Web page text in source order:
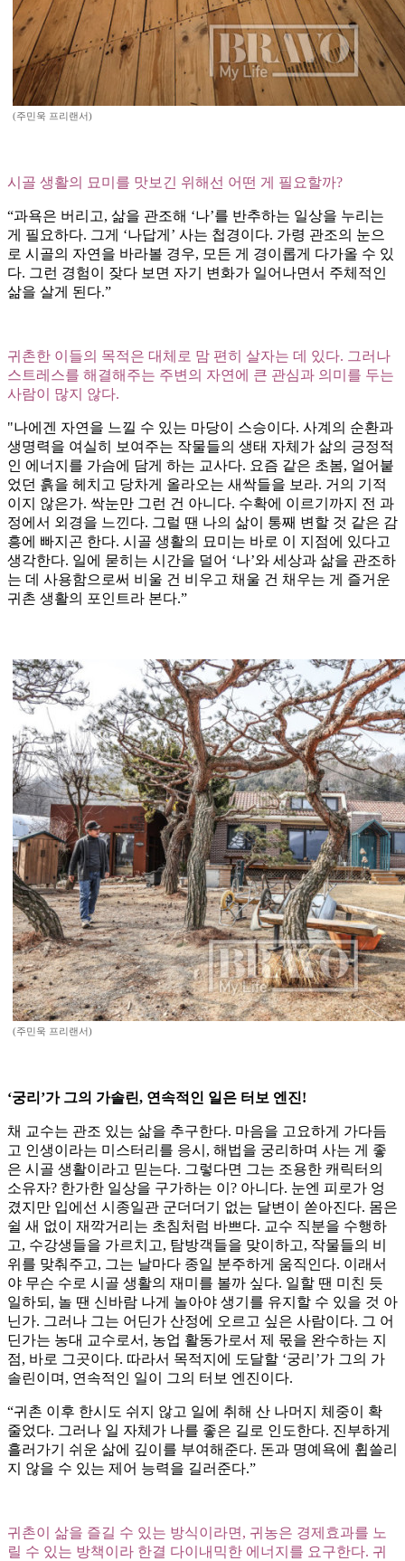
(주민욱 프리랜서)
시골 생활의 묘미를 맛보긴 위해선 어떤 게 필요할까?
“과욕은 버리고, 삶을 관조해 ‘나’를 반추하는 일상을 누리는
게 필요하다. 그게 ‘나답게’ 사는 첩경이다. 가령 관조의 눈으
로 시골의 자연을 바라볼 경우, 모든 게 경이롭게 다가올 수 있
다. 그런 경험이 잦다 보면 자기 변화가 일어나면서 주체적인
삶을 살게 된다.”
귀촌한 이들의 목적은 대체로 맘 편히 살자는 데 있다. 그러나
스트레스를 해결해주는 주변의 자연에 큰 관심과 의미를 두는
사람이 많지 않다.
"나에겐 자연을 느낄 수 있는 마당이 스승이다. 사계의 순환과
생명력을 여실히 보여주는 작물들의 생태 자체가 삶의 긍정적
인 에너지를 가슴에 담게 하는 교사다. 요즘 같은 초봄, 얼어붙
었던 흙을 헤치고 당차게 올라오는 새싹들을 보라. 거의 기적
이지 않은가. 싹눈만 그런 건 아니다. 수확에 이르기까지 전 과
정에서 외경을 느낀다. 그럴 땐 나의 삶이 통째 변할 것 같은 감
흥에 빠지곤 한다. 시골 생활의 묘미는 바로 이 지점에 있다고
생각한다. 일에 묻히는 시간을 덜어 ‘나’와 세상과 삶을 관조하
는 데 사용함으로써 비울 건 비우고 채울 건 채우는 게 즐거운
귀촌 생활의 포인트라 본다.”
(주민욱 프리랜서)
‘궁리’가 그의 가솔린, 연속적인 일은 터보 엔진!
채 교수는 관조 있는 삶을 추구한다. 마음을 고요하게 가다듬
고 인생이라는 미스터리를 응시, 해법을 궁리하며 사는 게 좋
은 시골 생활이라고 믿는다. 그렇다면 그는 조용한 캐릭터의
소유자? 한가한 일상을 구가하는 이? 아니다. 눈엔 피로가 엉
겼지만 입에선 시종일관 군더더기 없는 달변이 쏟아진다. 몸은
쉴 새 없이 재깍거리는 초침처럼 바쁘다. 교수 직분을 수행하
고, 수강생들을 가르치고, 탐방객들을 맞이하고, 작물들의 비
위를 맞춰주고, 그는 날마다 종일 분주하게 움직인다. 이래서
야 무슨 수로 시골 생활의 재미를 볼까 싶다. 일할 땐 미친 듯
일하되, 놀 땐 신바람 나게 놀아야 생기를 유지할 수 있을 것 아
닌가. 그러나 그는 어딘가 산정에 오르고 싶은 사람이다. 그 어
딘가는 농대 교수로서, 농업 활동가로서 제 몫을 완수하는 지
점, 바로 그곳이다. 따라서 목적지에 도달할 ‘궁리’가 그의 가
솔린이며, 연속적인 일이 그의 터보 엔진이다.
“귀촌 이후 한시도 쉬지 않고 일에 취해 산 나머지 체중이 확
줄었다. 그러나 일 자체가 나를 좋은 길로 인도한다. 진부하게
흘러가기 쉬운 삶에 깊이를 부여해준다. 돈과 명예욕에 휩쓸리
지 않을 수 있는 제어 능력을 길러준다.”
귀촌이 삶을 즐길 수 있는 방식이라면, 귀농은 경제효과를 노
릴 수 있는 방책이라 한결 다이내믹한 에너지를 요구한다. 귀